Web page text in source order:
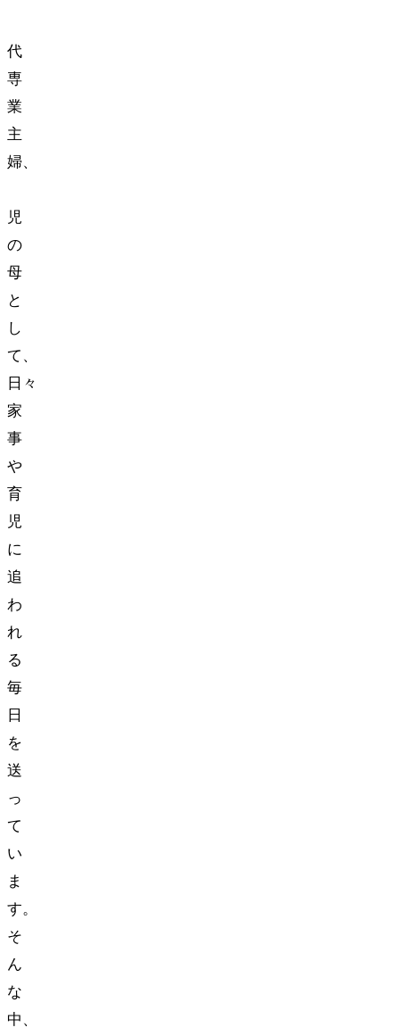
代
専
業
主
婦、
児
の
母
と
し
て、
日々
家
事
や
育
児
に
追
わ
れ
る
毎
日
を
送
っ
て
い
ま
す。
そ
ん
な
中、